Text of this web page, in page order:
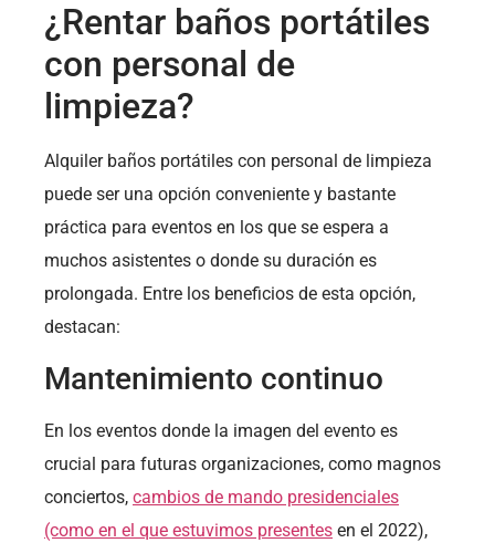
¿Rentar baños portátiles
con personal de
limpieza?
Alquiler baños portátiles con personal de limpieza
puede ser una opción conveniente y bastante
práctica para eventos en los que se espera a
muchos asistentes o donde su duración es
prolongada. Entre los beneficios de esta opción,
destacan:
Mantenimiento continuo
En los eventos donde la imagen del evento es
crucial para futuras organizaciones, como magnos
conciertos, cambios de mando presidenciales
(como en el que estuvimos presentes en el 2022),